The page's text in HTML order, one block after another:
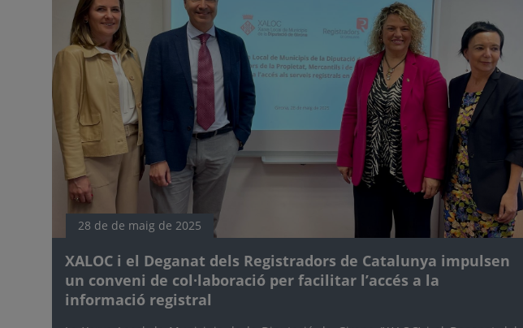
28 de de maig de 2025
XALOC i el Deganat dels Registradors de Catalunya impulsen
un conveni de col·laboració per facilitar l’accés a la
informació registral